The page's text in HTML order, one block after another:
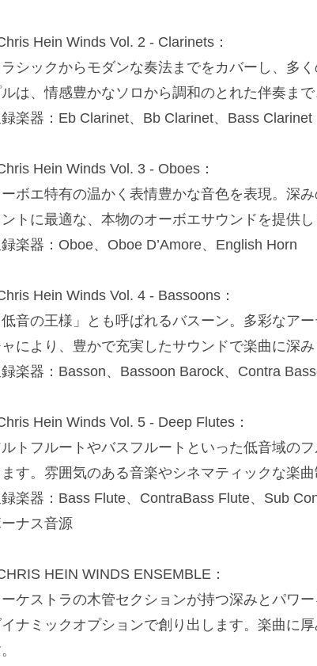
Hein Winds Vol. 2 - Clarinets：
シックからモダンな奏法までをカバーし、多
は、情感豊かなソロから調和のとれた伴奏ま
楽器：Eb Clarinet、Bb Clarinet、Bass Clarinet
Hein Winds Vol. 3 - Oboes：
ボエ特有の温かく表情豊かな音色を表現。深
トに最適な、本物のオーボエサウンドを提供し
楽器：Oboe、Oboe D’Amore、English Horn
Hein Winds Vol. 4 - Bassoons：
音の王様」とも呼ばれるバスーン。多彩なア
により、豊かで充実したサウンドで楽曲に深み
楽器：Basson、Bassoon Barock、Contra
Hein Winds Vol. 5 - Deep Flutes：
トフルートやバスフルートといった低音域の
す。雰囲気のある音楽やシネマティックな楽曲
楽器：Bass Flute、ContraBass Flute、Sub
ナス音源
HEIN WINDS ENSEMBLE：
ケストラの木管セクションが持つ深みとパワ
ナミックオプションで創り出します。楽曲に